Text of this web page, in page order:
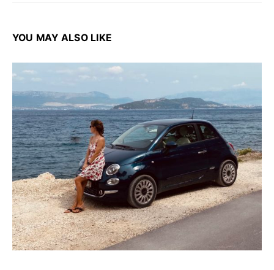
YOU MAY ALSO LIKE